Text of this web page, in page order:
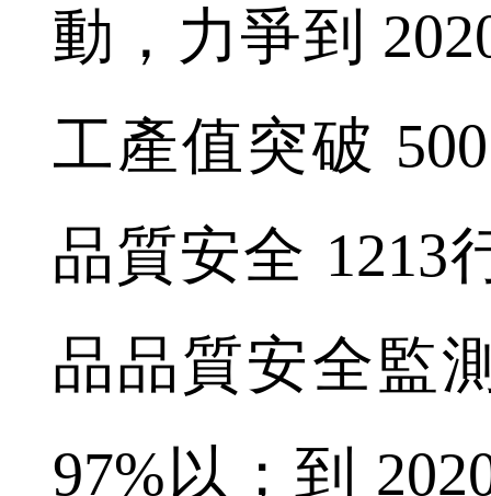
動，力爭到
工產值突破
品質安全 1213
品品質安全監
97%以；到